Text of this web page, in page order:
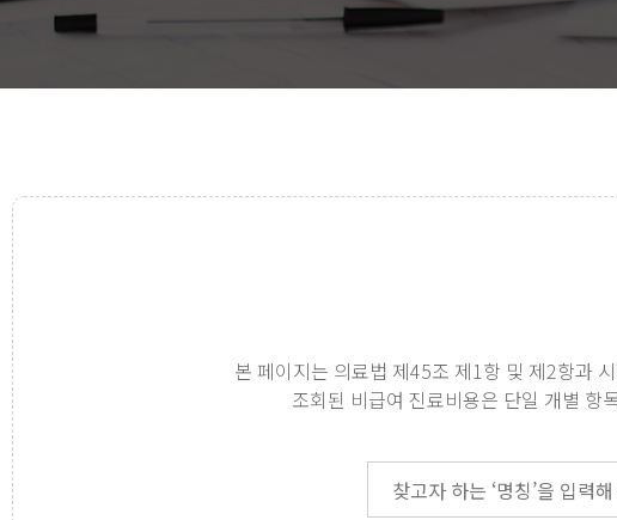
본 페이지는 의료법 제45조 제1항 및 제2항과
조회된 비급여 진료비용은 단일 개별 항